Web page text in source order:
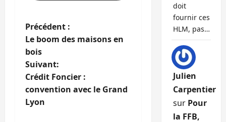
N
a
v
i
Précédent :
Le boom des maisons en
bois
Suivant:
Crédit Foncier :
convention avec le Grand
Lyon
doit
fournir ces
HLM, pas…
Julien
Carpentier
sur Pour
la FFB,